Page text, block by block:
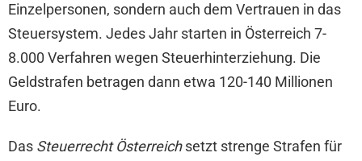
Einzelpersonen, sondern auch dem Vertrauen in das
Steuersystem. Jedes Jahr starten in Österreich 7-
8.000 Verfahren wegen Steuerhinterziehung. Die
Geldstrafen betragen dann etwa 120-140 Millionen
Euro.
Das Steuerrecht Österreichsetzt strenge Strafen für